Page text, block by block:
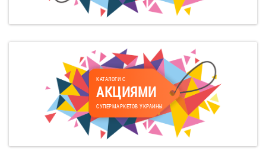
КАТАЛОГИ С
АКЦИЯМИ
СУПЕРМАРКЕТОВ УКРАИНЫ